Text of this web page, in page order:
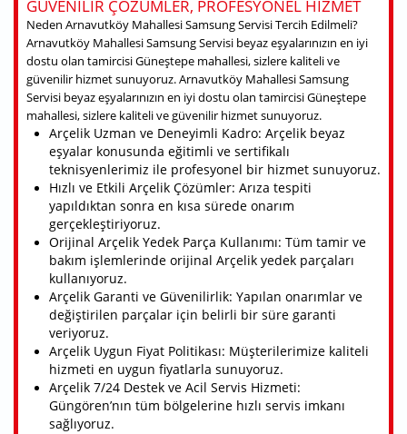
GÜVENILIR ÇÖZÜMLER, PROFESYONEL HIZMET
Neden Arnavutköy Mahallesi Samsung Servisi Tercih Edilmeli?
Arnavutköy Mahallesi Samsung Servisi beyaz eşyalarınızın en iyi
dostu olan tamircisi Güneştepe mahallesi, sizlere kaliteli ve
güvenilir hizmet sunuyoruz. Arnavutköy Mahallesi Samsung
Servisi beyaz eşyalarınızın en iyi dostu olan tamircisi Güneştepe
mahallesi, sizlere kaliteli ve güvenilir hizmet sunuyoruz.
Arçelik Uzman ve Deneyimli Kadro: Arçelik beyaz
eşyalar konusunda eğitimli ve sertifikalı
teknisyenlerimiz ile profesyonel bir hizmet sunuyoruz.
Hızlı ve Etkili Arçelik Çözümler: Arıza tespiti
yapıldıktan sonra en kısa sürede onarım
gerçekleştiriyoruz.
Orijinal Arçelik Yedek Parça Kullanımı: Tüm tamir ve
bakım işlemlerinde orijinal Arçelik yedek parçaları
kullanıyoruz.
Arçelik Garanti ve Güvenilirlik: Yapılan onarımlar ve
değiştirilen parçalar için belirli bir süre garanti
veriyoruz.
Arçelik Uygun Fiyat Politikası: Müşterilerimize kaliteli
hizmeti en uygun fiyatlarla sunuyoruz.
Arçelik 7/24 Destek ve Acil Servis Hizmeti:
Güngören’nın tüm bölgelerine hızlı servis imkanı
sağlıyoruz.